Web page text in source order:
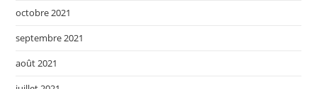
octobre 2021
septembre 2021
août 2021